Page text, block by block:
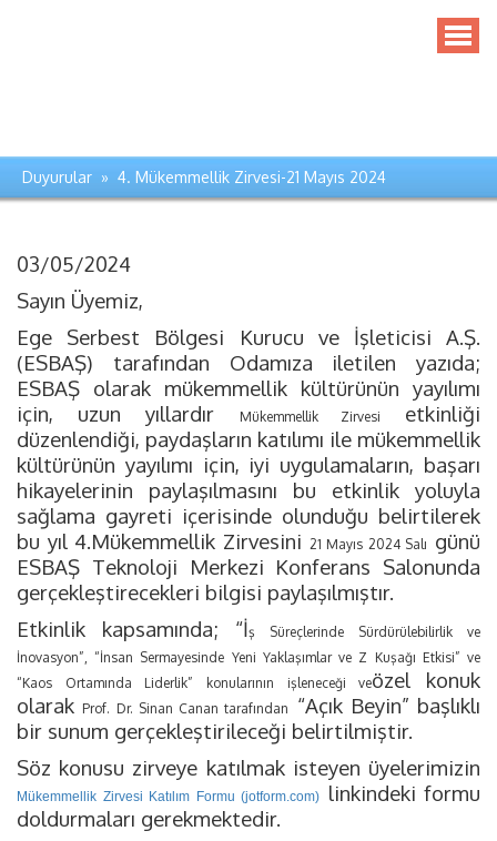
Duyurular » 4. Mükemmellik Zirvesi-21 Mayıs 2024
03/05/2024
Sayın Üyemiz,
Ege Serbest Bölgesi Kurucu ve İşleticisi A.Ş.
(ESBAŞ) tarafından Odamıza iletilen yazıda;
ESBAŞ olarak mükemmellik kültürünün yayılımı
için, uzun yıllardır
Mükemmellik Zirvesi
etkinliği
düzenlendiği, paydaşların katılımı ile mükemmellik
kültürünün yayılımı için, iyi uygulamaların, başarı
hikayelerinin paylaşılmasını bu etkinlik yoluyla
sağlama gayreti içerisinde olunduğu belirtilerek
bu yıl 4.Mükemmellik Zirvesini 21 Mayıs 2024 Salı günü
ESBAŞ Teknoloji Merkezi Konferans Salonunda
gerçekleştirecekleri bilgisi paylaşılmıştır.
Etkinlik kapsamında; “İş Süreçlerinde Sürdürülebilirlik ve
İnovasyon”, “İnsan Sermayesinde Yeni Yaklaşımlar ve Z Kuşağı Etkisi” ve
“Kaos Ortamında Liderlik” konularının işleneceği veözel konuk
olarak Prof. Dr. Sinan Canan tarafından
“Açık Beyin” başlıklı
bir sunum gerçekleştirileceği belirtilmiştir.
Söz konusu zirveye katılmak isteyen üyelerimizin
Mükemmellik Zirvesi Katılım Formu (jotform.com)
linkindeki formu
doldurmaları gerekmektedir.